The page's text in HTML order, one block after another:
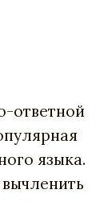
ответной
языка.